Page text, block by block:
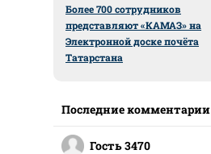
Более 700 сотрудников
представляют «КАМАЗ» на
Электронной доске почёта
Татарстана
Последние комментарии
Гость 3470